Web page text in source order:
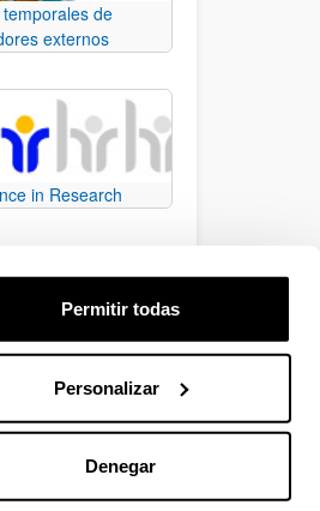
Permitir todas
Personalizar
Denegar
de
externos
in Research